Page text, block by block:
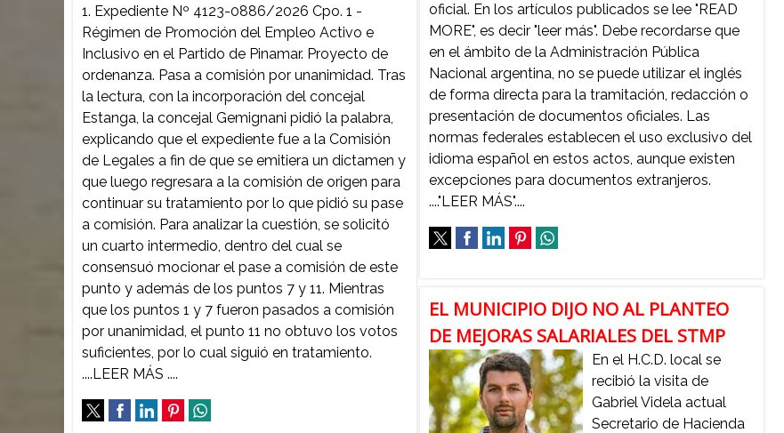
1. Expediente Nº 4123-0886/2026 Cpo. 1 -
Régimen de Promoción del Empleo Activo e
Inclusivo en el Partido de Pinamar. Proyecto de
ordenanza. Pasa a comisión por unanimidad. Tras
la lectura, con la incorporación del concejal
Estanga, la concejal Gemignani pidió la palabra,
explicando que el expediente fue a la Comisión
de Legales a fin de que se emitiera un dictamen y
que luego regresara a la comisión de origen para
continuar su tratamiento por lo que pidió su pase
a comisión. Para analizar la cuestión, se solicitó
un cuarto intermedio, dentro del cual se
consensuó mocionar el pase a comisión de este
punto y además de los puntos 7 y 11. Mientras
que los puntos 1 y 7 fueron pasados a comisión
por unanimidad, el punto 11 no obtuvo los votos
suficientes, por lo cual siguió en tratamiento.
....LEER MÁS ....
oficial. En los artículos publicados se lee "READ
MORE", es decir "leer más". Debe recordarse que
en el ámbito de la Administración Pública
Nacional argentina, no se puede utilizar el inglés
de forma directa para la tramitación, redacción o
presentación de documentos oficiales. Las
normas federales establecen el uso exclusivo del
idioma español en estos actos, aunque existen
excepciones para documentos extranjeros.
...."LEER MÁS"....
EL MUNICIPIO DIJO NO AL PLANTEO
DE MEJORAS SALARIALES DEL STMP
En el H.C.D. local se
recibió la visita de
Gabriel Videla actual
Secretario de Hacienda